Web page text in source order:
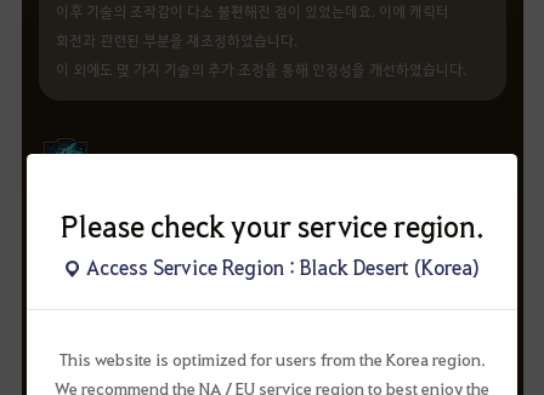
Please check your service region.
Access Service Region : Black Desert (Korea)
This website is optimized for users from the Korea region.
We recommend the NA / EU service region to best enjoy the
이후 기술의 조작감이 다소 불편해진 점이 있었는데요. 이에 캐릭터
회전과 관련된 부분을 재조정하였습니다.
이 외에도 몇 가지 기술의 추가 조정을 통해 안정성을 개선하였습니다.
생명력 회복량 및 생명력 회복이 적용되는 기술이 변경되었습니다.
200씩 4회 회복 400씩 3회 회복